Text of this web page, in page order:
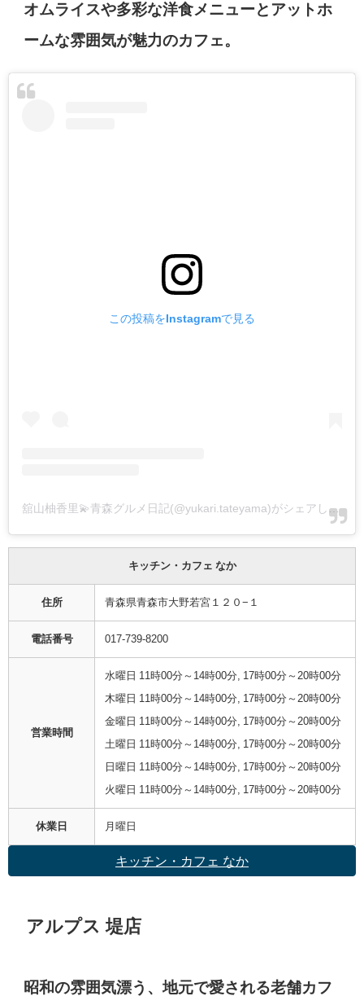
オムライスや多彩な洋食メニューとアットホ
ームな雰囲気が魅力のカフェ。
この投稿をInstagramで見る
舘山柚香里💫青森グルメ日記(@yukari.tateyama)がシェアした投稿
キッチン・カフェ なか
住所 青森県青森市大野若宮１２０−１
電話番号 017-739-8200
営業時間
水曜日 11時00分～14時00分, 17時00分～20時00分
木曜日 11時00分～14時00分, 17時00分～20時00分
金曜日 11時00分～14時00分, 17時00分～20時00分
土曜日 11時00分～14時00分, 17時00分～20時00分
日曜日 11時00分～14時00分, 17時00分～20時00分
火曜日 11時00分～14時00分, 17時00分～20時00分
休業日 月曜日
キッチン・カフェ なか
アルプス 堤店
昭和の雰囲気漂う、地元で愛される老舗カフ